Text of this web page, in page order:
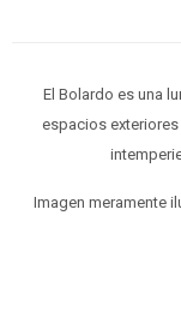
El Bolardo es una
espacios
Imagen meramente